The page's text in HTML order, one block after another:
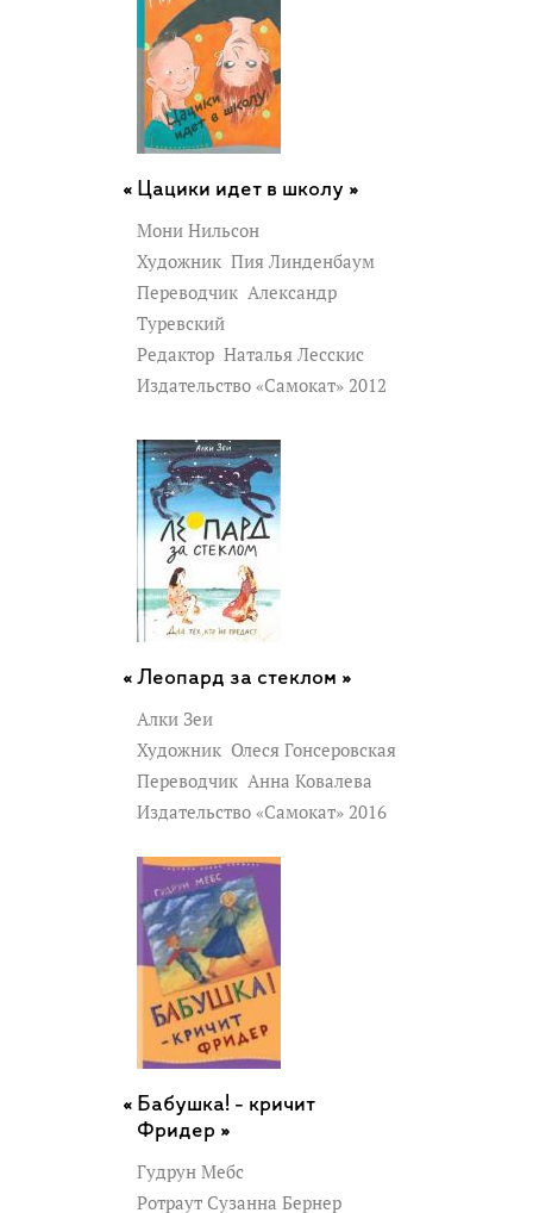
Цацики идет в школу »
Мони Нильсон
Художник Пия Линденбаум
Переводчик Александр
Туревский
Редактор Наталья Лесскис
Издательство «Самокат» 2012
Леопард за стеклом »
Алки Зеи
Художник Олеся Гонсеровская
Переводчик Анна Ковалева
Издательство «Самокат» 2016
Бабушка! - кричит
Фридер »
Гудрун Мебс
Ротраут Сузанна Бернер